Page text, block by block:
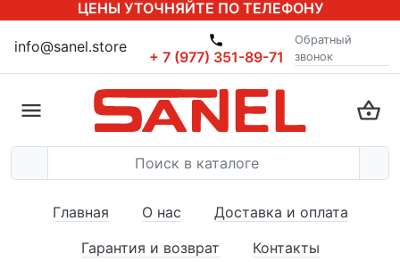
ЦЕНЫ УТОЧНЯЙТЕ ПО ТЕЛЕФОНУ
info@sanel.store
+ 7 (977) 351-89-71
Обратный
звонок
Главная О нас
Доставка и оплата
Гарантия и возврат
Контакты